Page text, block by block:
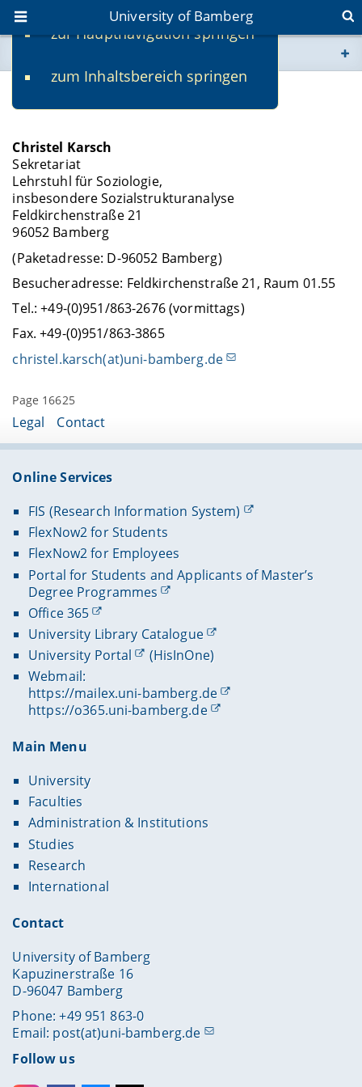
zur Hauptnavigation springen
zum Inhaltsbereich springen
University of Bamberg
www.uni-bamberg.de
Contact
Christel Karsch
Sekretariat
Lehrstuhl für Soziologie,
insbesondere Sozialstrukturanalyse
Feldkirchenstraße 21
96052 Bamberg
(Paketadresse: D-96052 Bamberg)
Besucheradresse: Feldkirchenstraße 21, Raum 01.55
Tel.: +49-(0)951/863-2676 (vormittags)
Fax. +49-(0)951/863-3865
christel.karsch(at)uni-bamberg.de
Page 16625
Legal Contact
Online Services
FIS (Research Information System)
FlexNow2 for Students
FlexNow2 for Employees
Portal for Students and Applicants of Master’s
Degree Programmes
Office 365
University Library Catalogue
University Portal
(HisInOne)
Webmail:
https://mailex.uni-bamberg.de
https://o365.uni-bamberg.de
Main Menu
University
Faculties
Administration & Institutions
Studies
Research
International
Contact
University of Bamberg
Kapuzinerstraße 16
D-96047 Bamberg
Phone: +49 951 863-0
Email: post(at)uni-bamberg.de
Follow us